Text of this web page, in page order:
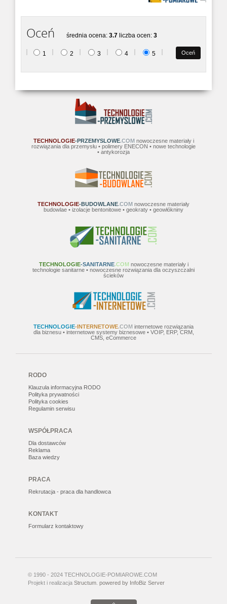
Oceń średnia ocena: 3.7 liczba ocen: 3
1 2 3 4 5
TECHNOLOGIE-PRZEMYSLOWE.COMnowoczesne materiały i
rozwiązania dla przemysłu • polimery ENECON • nowe technologie
• antykorozja
TECHNOLOGIE-BUDOWLANE.COM nowoczesne materiały
budowlae • izolacje bentonitowe • geokraty • geowłókniny
TECHNOLOGIE-SANITARNE.COMnowoczesne materiały i
technologie sanitarne • nowoczesne rozwiązania dla oczyszczalni
ścieków
TECHNOLOGIE-INTERNETOWE.COM internetowe rozwiązania
dla biznesu • internetowe systemy biznesowe • VOIP, ERP, CRM,
CMS, eCommerce
RODO
Klauzula informacyjna RODO
Polityka prywatności
Polityka cookies
Regulamin serwisu
WSPÓŁPRACA
Dla dostawców
Reklama
Baza wiedzy
PRACA
Rekrutacja - praca dla handlowca
KONTAKT
Formularz kontaktowy
© 1990 - 2024 TECHNOLOGIE-POMIAROWE.COM
Projekt i realizacja Structum powered by InfoBiz Server